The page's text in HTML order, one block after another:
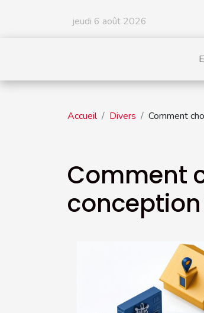
jeudi 6 août 2026
Accueil Divers Comment
Comment